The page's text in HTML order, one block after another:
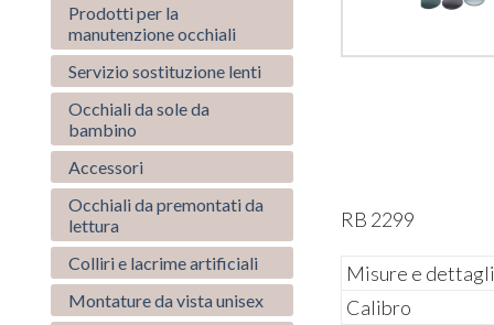
RB 2299
Misure e dettagli
Calibro
Prodotti per la
manutenzione occhiali
Servizio sostituzione lenti
Occhiali da sole da
bambino
Accessori
Occhiali da premontati da
lettura
Colliri e lacrime artificiali
Montature da vista unisex